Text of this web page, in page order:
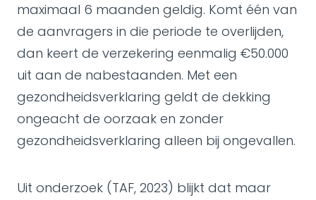
maximaal 6 maanden geldig. Komt één van
de aanvragers in die periode te overlijden,
dan keert de verzekering eenmalig €50.000
uit aan de nabestaanden. Met een
gezondheidsverklaring geldt de dekking
ongeacht de oorzaak en zonder
gezondheidsverklaring alleen bij ongevallen.
Uit onderzoek (TAF, 2023) blijkt dat maar